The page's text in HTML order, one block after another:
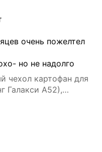
очень пожелтел
но не надолго
чехол картофан для
Галакси А52),